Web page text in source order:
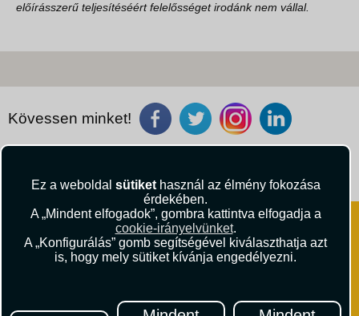
Ez a weboldal sütikethasznál az élmény fokozása
érdekében.
A „Mindent elfogadok”, gombra kattintva elfogadja a
cookie-irányelvünket.
A „Konfigurálás” gomb segítségével kiválaszthatja azt
is, hogy mely sütiket kívánja engedélyezni.
előírásszerű teljesítéséért felelősséget irodánk nem vállal.
Kövessen minket!
1061 Budapest